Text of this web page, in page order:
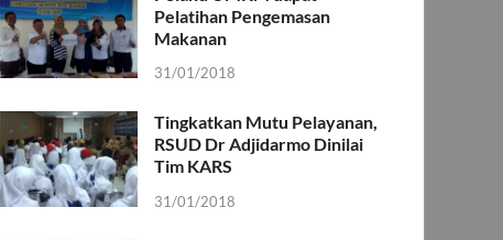
Pelatihan Pengemasan
Makanan
31/01/2018
Tingkatkan Mutu Pelayanan,
RSUD Dr Adjidarmo Dinilai
Tim KARS
31/01/2018